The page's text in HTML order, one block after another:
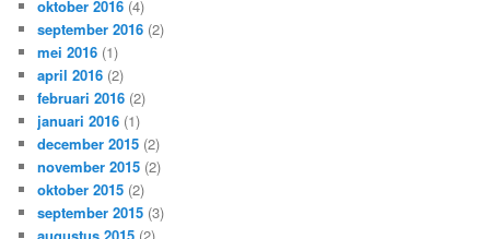
oktober 2016 (4)
september 2016 (2)
mei 2016 (1)
april 2016 (2)
februari 2016 (2)
januari 2016 (1)
december 2015 (2)
november 2015 (2)
oktober 2015 (2)
september 2015 (3)